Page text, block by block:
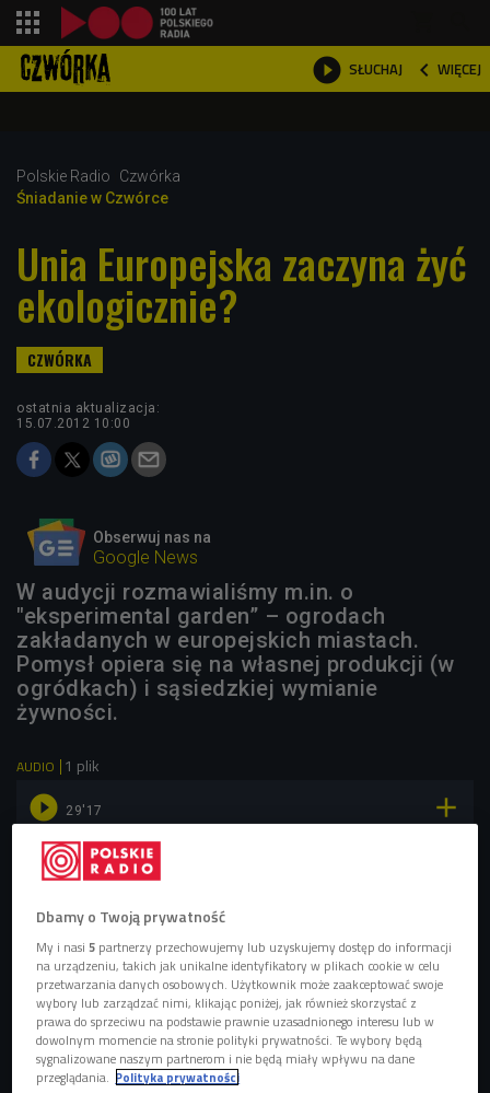
 SŁUCHAJ  WIĘCEJ

Polskie Radio
Czwórka
Śniadanie w Czwórce
Unia Europejska zaczyna żyć
ekologicznie?
ostatnia aktualizacja:
15.07.2012 10:00
Obserwuj nas na
Google News
W audycji rozmawialiśmy m.in. o
"eksperimental garden” – ogrodach
zakładanych w europejskich miastach.
Pomysł opiera się na własnej produkcji (w
ogródkach) i sąsiedzkiej wymianie
żywności.
AUDIO 1 plik
 29'17 
Unia Europejska zaczyna żyć ekologicznie?
Od 1 lipca wszystkie ekologiczne produkty żywnościowe
sprzedawane w opakowaniu i wyprodukowane na terenie
UE muszą być odpowiednio oznakowane - tzw. EKO-
LIŚCIEM.
- Chcemy, aby konsumenci mieli pewność, że produkty
opatrzone takim logo zostały wytworzone zgodnie z
Dbamy o Twoją prywatność
My i nasi5 partnerzy przechowujemy lub uzyskujemy dostęp do informacji
na urządzeniu, takich jak unikalne identyfikatory w plikach cookie w celu
przetwarzania danych osobowych. Użytkownik może zaakceptować swoje
wybory lub zarządzać nimi, klikając poniżej, jak również skorzystać z
prawa do sprzeciwu na podstawie prawnie uzasadnionego interesu lub w
dowolnym momencie na stronie polityki prywatności. Te wybory będą
sygnalizowane naszym partnerom i nie będą miały wpływu na dane
przeglądania. Polityka prywatności